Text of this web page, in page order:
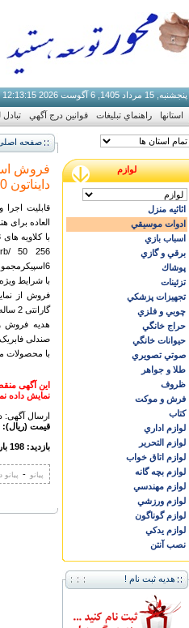
پنجشنبه, 15 مرداد 1405, 6 آگوست 2026 12:13:15
استانها راهنماي تبليغات قوانين درج آگهي تبادل
لوازم
اثاثيه منزل
ادوات موسيقي
اسباب بازي
برقي و گازي
پوشاك
تزئينات
تجهيزات پزشكي
چوبي و فلزي
حراج خانگي
حيوانات خانگي
صوتي تصويري
طلا و جواهر
ظروف
فرش و موكت
كتاب
لوازم اداري
لوازم التحرير
لوازم اتاق خواب
لوازم بچه گانه
لوازم مهندسي
لوازم ورزشي
لوازم گوناگون
لوازم يدكي
نصب آنتن
هدیه ثبت نام !
صفحه
فروش
دایناتون VGP-4000
قابلیت
العاده برای
6اسپیکرمجموعا 100 وات / 3 پدال فعال
با شرایط
فروش از
گارانتی 2 ساله
هدیه فروش
صندلی
با محصولات
این آگهی
نمایش داده
ارسال آگهی: دوشنبه
قیمت (ریال): 250,000,000 ریال
بازدید: 198 بار
پیانو - پیانو